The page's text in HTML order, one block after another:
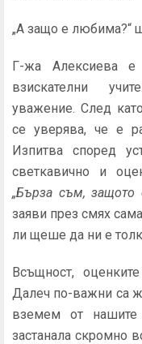
„А защо е любима?“
Г-жа Алексиева е
взискателни
уважение. След
се уверява, че е
Изпитва според
светкавично и
„Бърза съм,
заяви през смях
ли щеше да ни е
Всъщност,
Далеч по-важни са
вземем от
застанала скромно